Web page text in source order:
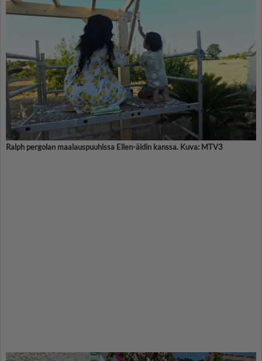
Ralph pergolan maalauspuuhissa Ellen-äidin kanssa. Kuva: MTV3